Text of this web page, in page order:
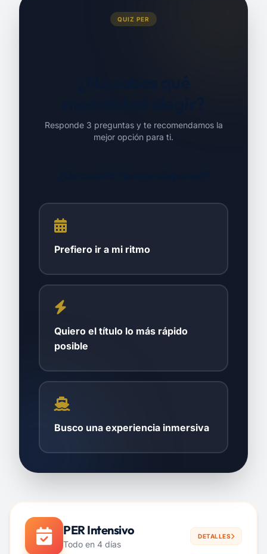
QUIZ PER
Responde 3 preguntas y te recomendamos la
mejor opción para ti.
Prefiero ir a mi ritmo
Quiero el título lo más rápido
posible
Busco una experiencia inmersiva
PER Intensivo
Todo en 4 días
DETALLES